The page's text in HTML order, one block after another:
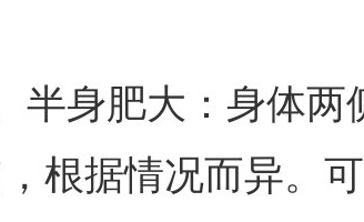
身肥大：身体两
根据情况而异。